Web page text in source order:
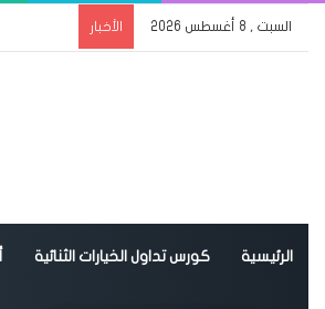
السبت , 8 أغسطس 2026 الأخبار
الرئيسية كورس تداول الخيارات الثنائية